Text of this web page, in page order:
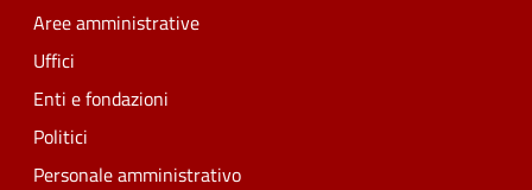
Aree amministrative
Uffici
Enti e fondazioni
Politici
Personale amministrativo